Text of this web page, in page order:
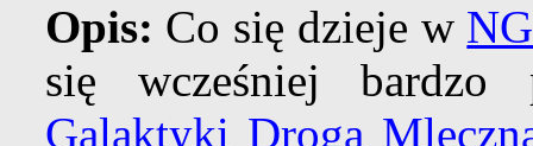
Opis: Co się dzieje w
się wcześniej bardzo
Galaktyki Droga